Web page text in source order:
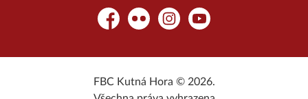
FacebookFlickr InstagramYouTube
FBC Kutná Hora © 2026.